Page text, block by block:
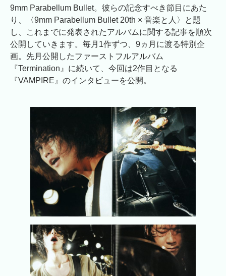
9mm Parabellum Bullet。彼らの記念すべき節目にあた
り、〈9mm Parabellum Bullet 20th × 音楽と人〉と題
し、これまでに発表されたアルバムに関する記事を順次
公開していきます。毎月1作ずつ、9ヵ月に渡る特別企
画。先月公開したファーストフルアルバム
『Termination』に続いて、今回は2作目となる
『VAMPIRE』のインタビューを公開。